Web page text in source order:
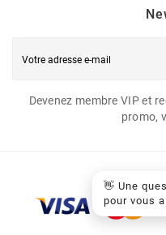
Devenez membre VIP et
promo,
👋 Une
pour vous